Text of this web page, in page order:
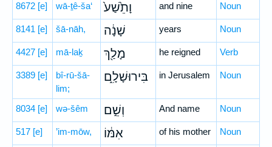
8672 [e] wā-ṯê-ša‘ וָתֵ֙שַׁע֙ and nine Noun
8141 [e] šā-nāh, שָׁנָ֔ה years Noun
4427 [e] mā-laḵ מָלַ֖ךְ he reigned Verb
3389 [e]
bî-rū-šā-
lim;
בִּירוּשָׁלִָ֑ם in Jerusalem Noun
8034 [e] wə-šêm וְשֵׁ֣ם And name Noun
517 [e] ’im-mōw, אִמּ֔וֹ of his mother Noun